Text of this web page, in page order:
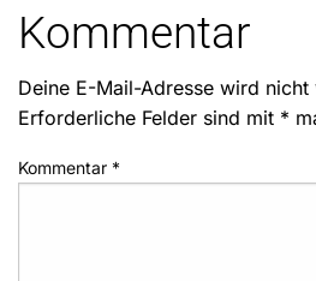
Kommentar
Deine E-Mail-Adresse wird
Erforderliche Felder sind mit *
Kommentar *